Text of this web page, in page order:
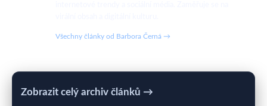
Všechny články od Barbora Černá →
Zobrazit celý archiv článků →